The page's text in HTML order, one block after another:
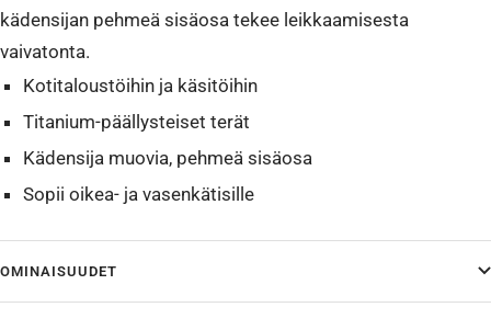
kädensijan pehmeä sisäosa tekee leikkaamisesta
vaivatonta.
Kotitaloustöihin ja käsitöihin
Titanium-päällysteiset terät
Kädensija muovia, pehmeä sisäosa
Sopii oikea- ja vasenkätisille
OMINAISUUDET